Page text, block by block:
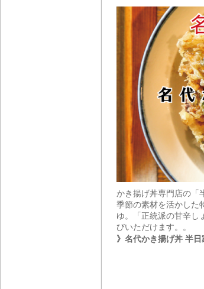
かき揚げ丼専門店の「
季節の素材を活かした
ゆ。「正統派の甘辛し
びいただけます。。
》名代かき揚げ丼 半